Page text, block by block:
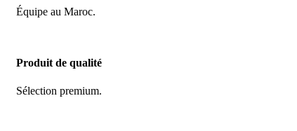
Équipe au Maroc.
Produit de qualité
Sélection premium.